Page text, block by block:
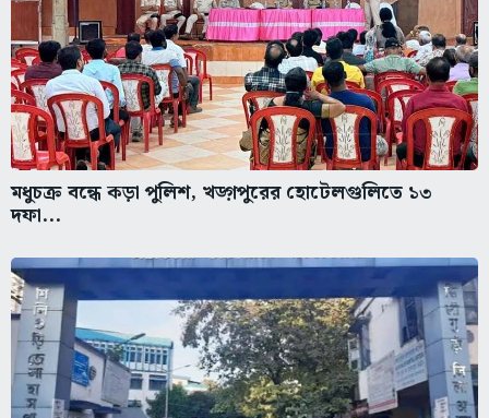
মধুচক্র বন্ধে কড়া পুলিশ, খড়্গপুরের হোটেলগুলিতে ১৩
দফা...